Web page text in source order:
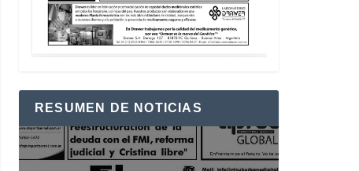
RESUMEN DE NOTICIAS
Reproductor
de
vídeo